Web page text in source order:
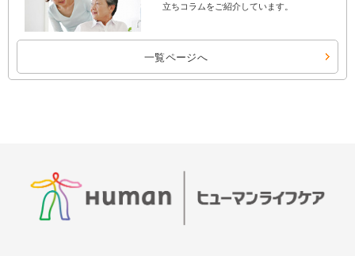
立ちコラムをご紹介しています。
一覧ページへ